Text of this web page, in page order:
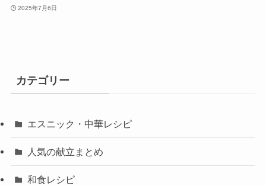
2025年7月6日
カテゴリー
エスニック・中華レシピ
人気の献立まとめ
和食レシピ